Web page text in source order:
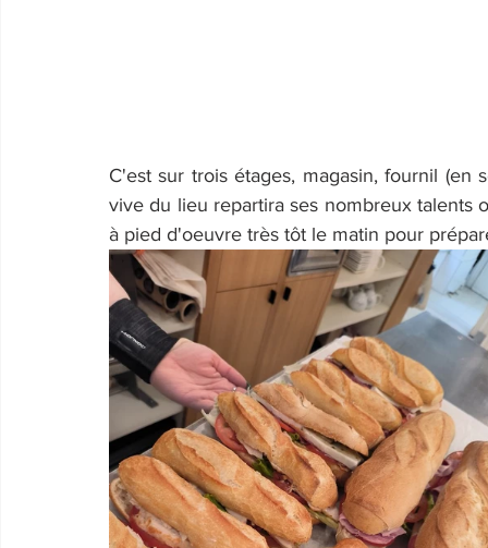
C'est sur trois étages, magasin, fournil (en
vive du lieu repartira ses nombreux talents
à pied d'oeuvre très tôt le matin pour